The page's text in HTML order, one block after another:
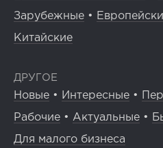
Зарубежные •
Китайские
ДРУГОЕ
Новые • Интересные •
Рабочие • Актуальные •
Для малого бизнеса